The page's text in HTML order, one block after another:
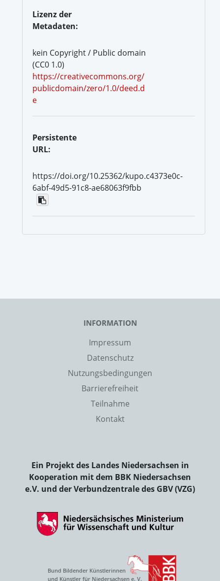
Lizenz der
Metadaten:
kein Copyright / Public domain
(CC0 1.0)
https://creativecommons.org/
publicdomain/zero/1.0/deed.d
e
Persistente
URL:
https://doi.org/10.25362/kupo.c4373e0c-
6abf-49d5-91c8-ae68063f9fbb
INFORMATION
Impressum
Datenschutz
Nutzungsbedingungen
Barrierefreiheit
Teilnahme
Kontakt
Ein Projekt des Landes Niedersachsen in
Kooperation mit dem BBK Niedersachsen
e.V. und der Verbundzentrale des GBV (VZG)
Bund Bildender Künstlerinnen
und Künstler für Niedersachsen e. V.